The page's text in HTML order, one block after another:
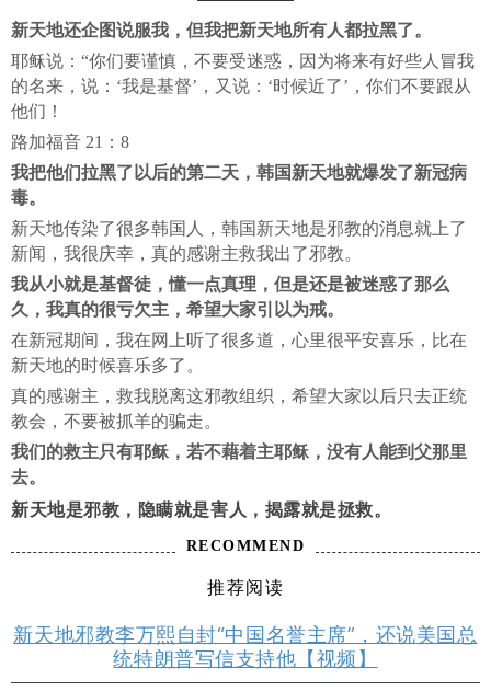
新天地还企图说服我，但我把新天地所有人都拉黑了。
耶稣说：“你们要谨慎，不要受迷惑，因为将来有好些人冒我
的名来，说：‘我是基督’，又说：‘时候近了’，你们不要跟从
他们！
路加福音 21：8
我把他们拉黑了以后的第二天，韩国新天地就爆发了新冠病
毒。
新天地传染了很多韩国人，韩国新天地是邪教的消息就上了
新闻，我很庆幸，真的感谢主救我出了邪教。
我从小就是基督徒，懂一点真理，但是还是被迷惑了那么
久，我真的很亏欠主，希望大家引以为戒。
在新冠期间，我在网上听了很多道，心里很平安喜乐，比在
新天地的时候喜乐多了。
真的感谢主，救我脱离这邪教组织，希望大家以后只去正统
教会，不要被抓羊的骗走。
我们的救主只有耶稣，若不藉着主耶稣，没有人能到父那里
去。
新天地是邪教，隐瞒就是害人，揭露就是拯救。
RECOMMEND
推荐阅读
新天地邪教李万熙自封“中国名誉主席”，还说美国总
统特朗普写信支持他【视频】